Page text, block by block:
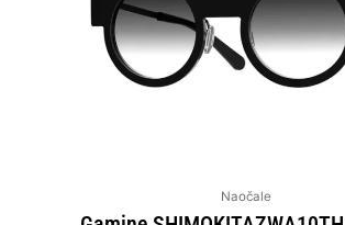
Naočale